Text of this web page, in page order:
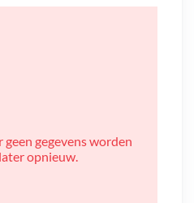
gegevens worden
opnieuw.